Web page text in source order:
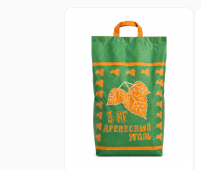
За счет высокой
— дольше горит
— дает более сильный
— экономичнее в
По сравнению с
расход снижается, а
становится